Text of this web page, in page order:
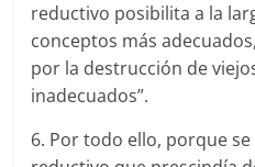
reductivo posibilita a la
conceptos más
por la destrucción de
inadecuados”.
6. Por todo ello, porque